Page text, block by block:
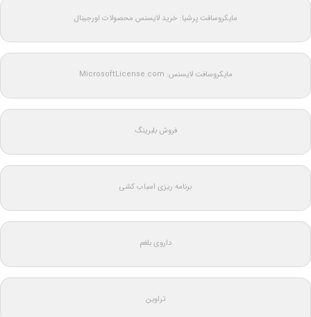
مایکروسافت پرشیا: خرید لایسنس محصولات اورجینال
مایکروسافت لایسنس: MicrosoftLicense.com
فروش بلبرینگ
برنامه ریزی اسباب کشی
داروی بلغم
تراوین